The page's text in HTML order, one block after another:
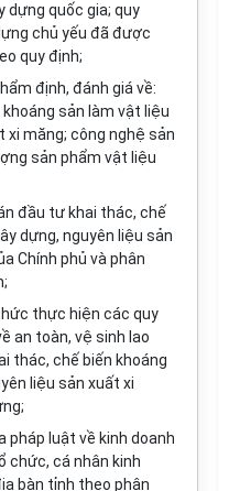
dựng quốc gia; quy
chủ yếu đã được
quy định;
định, đánh giá về:
sản làm vật liệu
xi măng; công nghệ sản
sản phẩm vật liệu
đầu tư khai thác, chế
dựng, nguyên liệu sản
Chính phủ và phân
thực hiện các quy
an toàn, vệ sinh lao
thác, chế biến khoáng
liệu sản xuất xi
pháp luật về kinh doanh
chức, cá nhân kinh
bàn tỉnh theo phân